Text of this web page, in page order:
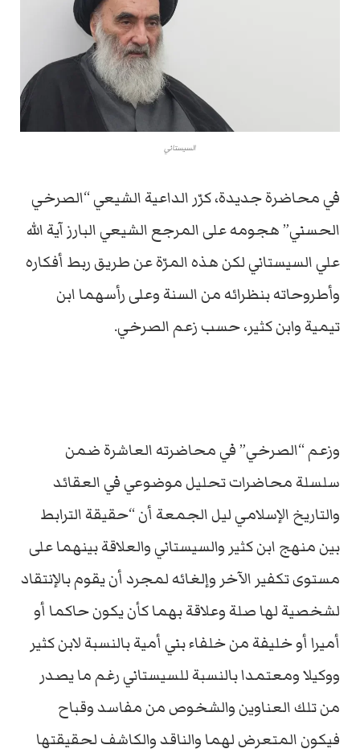
السيستاني
في محاضرة جديدة، كرّر الداعية الشيعي “الصرخي
الحسني” هجومه على المرجع الشيعي البارز آية الله
علي السيستاني لكن هذه المرّة عن طريق ربط أفكاره
وأطروحاته بنظرائه من السنة وعلى رأسهما ابن
تيمية وابن كثير، حسب زعم الصرخي.
وزعم “الصرخي” في محاضرته العاشرة ضمن
سلسلة محاضرات تحليل موضوعي في العقائد
والتاريخ الإسلامي ليل الجمعة أن “حقيقة الترابط
بين منهج ابن كثير والسيستاني والعلاقة بينهما على
مستوى تكفير الآخر وإلغائه لمجرد أن يقوم بالإنتقاد
لشخصية لها صلة وعلاقة بهما كأن يكون حاكما أو
أميرا أو خليفة من خلفاء بني أمية بالنسبة لابن كثير
ووكيلا ومعتمدا بالنسبة للسيستاني رغم ما يصدر
من تلك العناوين والشخوص من مفاسد وقباح
فيكون المتعرض لهما والناقد والكاشف لحقيقتها